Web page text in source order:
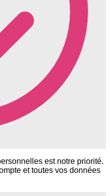
est notre priorité.
et toutes vos données